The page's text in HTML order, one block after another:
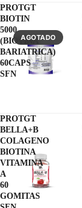
PROTGT
BIOTIN
5000
(BIOTINA
BARIATRICA)
60CAPS
SFN
AGOTADO
PROTGT
BELLA+B
COLAGENO
BIOTINA
VITAMINA
A
60
GOMITAS